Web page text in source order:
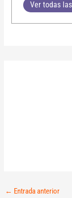
Ver todas
← Entrada anterior